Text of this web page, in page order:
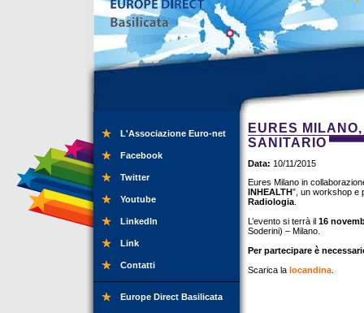
L'Associazione Euro-net
Facebook
Twitter
Youtube
LinkedIn
Link
Contatti
Europe Direct Basilicata
EURES
SANITARIO
Data: 10/11/2015
Eures Milano in
INHEALTH”, un workshop e
Radiologia
L’evento si terrà il 16
Soderini) – Milano.
Per partecipare è
Scarica la locandina